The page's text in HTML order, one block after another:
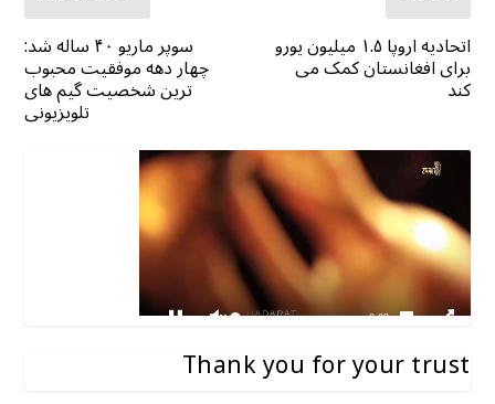
سوپر ماریو ۴۰ ساله شد:
چهار دهه موفقیت محبوب
ترین شخصیت گیم های
تلویزیونی
اتحادیه اروپا ۱.۵ میلیون یورو
برای افغانستان کمک می
کند
Thank you for your trust